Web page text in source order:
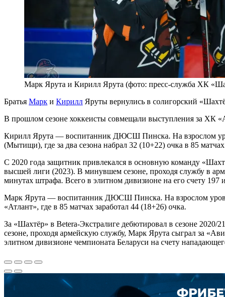
Марк Ярута и Кирилл Ярута (фото: пресс-служба ХК
Братья Марк и Кирилл Яруты вернулись в солигорский
В прошлом сезоне хоккеисты совмещали выступления за ХК
Кирилл Ярута — воспитанник ДЮСШ Пинска. На взрослом
(Мытищи), где за два сезона набрал 32 (10+22) очка в 85
С 2020 года защитник привлекался в основную команду
высшей лиги (2023). В минувшем сезоне, проходя службу в
минутах штрафа. Всего в элитном дивизионе на его счету 197
Марк Ярута — воспитанник ДЮСШ Пинска. На взрослом
«Атлант», где в 85 матчах заработал 44 (18+26) очка.
За «Шахтёр» в Betera-Экстралиге дебютировал в сезоне
сезоне, проходя армейскую службу, Марк Ярута сыграл за
элитном дивизионе чемпионата Беларуси на счету